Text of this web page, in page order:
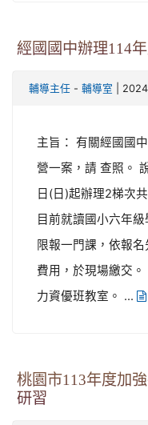
經國國中辦理114
輔導主任 - 輔導室 |
主旨： 有關經國國
營一案，請 查照。
日(日)起辦理2梯次
目前就讀國小六年
限報一門課，依報
費用，於現場繳交
力資優班教室。 ...
桃園市113年度加
研習